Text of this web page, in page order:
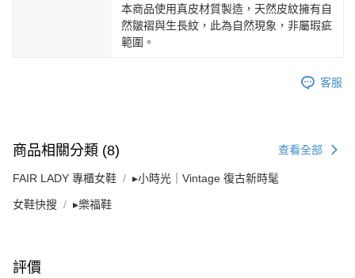
本商品使用真皮材質製造，天然皮紋擁有自
然皺褶與生長紋，此為自然現象，非屬瑕疵
範圍。
客服
商品相關分類 (8) 查看全部
FAIR LADY 專櫃女鞋 ▸小時光｜Vintage 復古新時髦
女鞋快搜 ▸樂福鞋
評價